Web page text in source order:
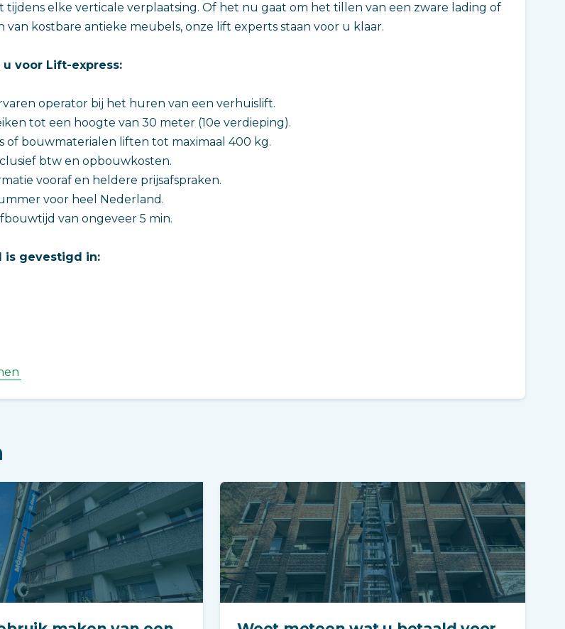
tijdens elke verticale verplaatsing. Of het nu gaat om het tillen van een zware lading of
van kostbare antieke meubels, onze lift experts staan voor u klaar.
voor Lift-express:
operator bij het huren van een verhuislift.
tot een hoogte van 30 meter (10e verdieping).
of bouwmaterialen liften tot maximaal 400 kg.
btw en opbouwkosten.
vooraf en heldere prijsafspraken.
voor heel Nederland.
van ongeveer 5 min.
is gevestigd in: